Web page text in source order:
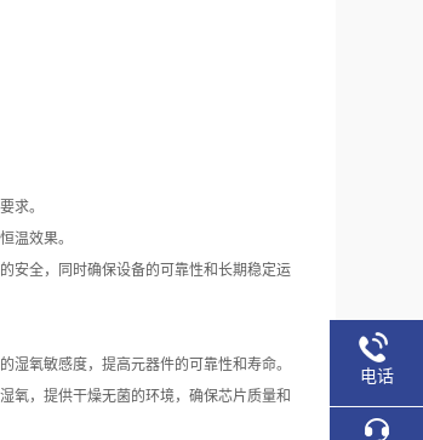
求。
温效果。
全，同时确保设备的可靠性和长期稳定运
氧敏感度，提高元器件的可靠性和寿命。
，提供干燥无菌的环境，确保芯片质量和
电话